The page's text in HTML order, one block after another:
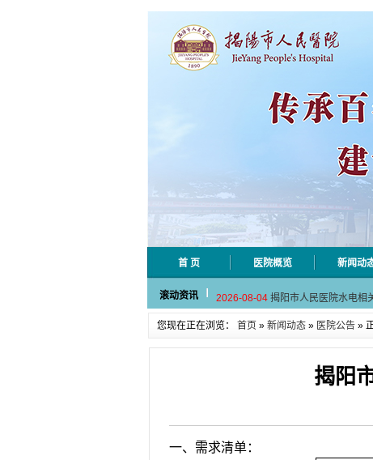
首 页 医院概览 新闻动
滚动资讯
2026-08-06 揭阳市人民医院采集自
2026-08-04 揭阳市人民医院水电相
2026-07-31 学术聚力！妇儿分论坛
2026-07-31 以学术聚合力 | 运动健
揭阳市人民医院水电相
2026-07-31 以学术聚合力 | 运动健
您现在正在浏览： 首页 » 新闻动态 » 医院公告 »
揭阳
一、需求清单：